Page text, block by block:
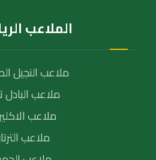
الملاعب
ملاعب النجيل
ملاعب
ملاعب
ملاعب